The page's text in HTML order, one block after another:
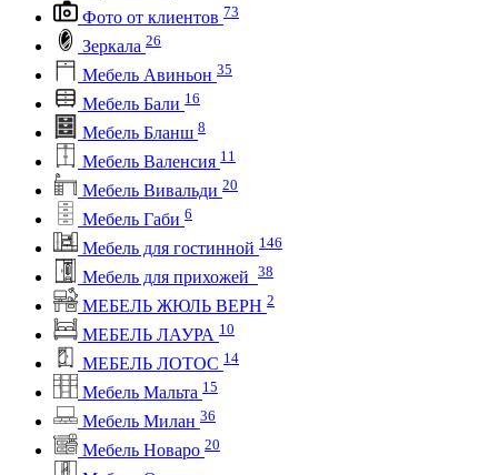
Фото от клиентов 73
Зеркала 26
Мебель Авиньон 35
Мебель Бали 16
Мебель Бланш 8
Мебель Валенсия 11
Мебель Вивальди 20
Мебель Габи 6
Мебель для гостинной 146
Мебель для прихожей 38
МЕБЕЛЬ ЖЮЛЬ ВЕРН 2
МЕБЕЛЬ ЛАУРА 10
МЕБЕЛЬ ЛОТОС 14
Мебель Мальта 15
Мебель Милан 36
Мебель Новаро 20